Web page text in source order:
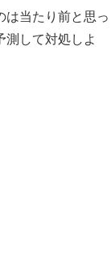
は当たり前と思っ
測して対処しよ